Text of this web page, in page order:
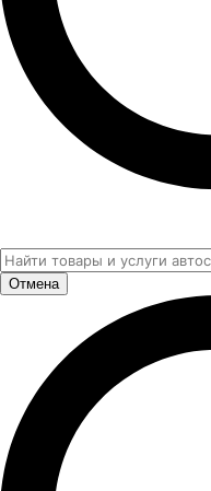
Отмена